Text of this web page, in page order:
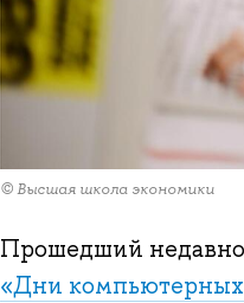
© Высшая школа экономики
Прошедший
«Дни